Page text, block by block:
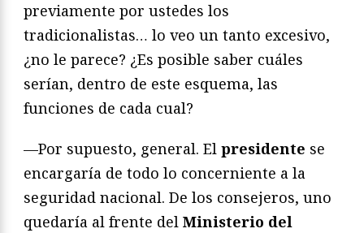
previamente por ustedes los
tradicionalistas… lo veo un tanto excesivo,
¿no le parece? ¿Es posible saber cuáles
serían, dentro de este esquema, las
funciones de cada cual?
—Por supuesto, general. El presidente se
encargaría de todo lo concerniente a la
seguridad nacional. De los consejeros, uno
quedaría al frente del Ministerio del